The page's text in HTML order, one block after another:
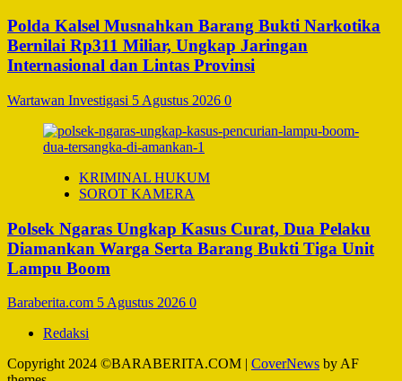
Polda Kalsel Musnahkan Barang Bukti Narkotika
Bernilai Rp311 Miliar, Ungkap Jaringan
Internasional dan Lintas Provinsi
Wartawan Investigasi 5 Agustus 2026 0
KRIMINAL HUKUM
SOROT KAMERA
Polsek Ngaras Ungkap Kasus Curat, Dua Pelaku
Diamankan Warga Serta Barang Bukti Tiga Unit
Lampu Boom
Baraberita.com 5 Agustus 2026 0
Redaksi
Copyright 2024 ©BARABERITA.COM | CoverNews by AF